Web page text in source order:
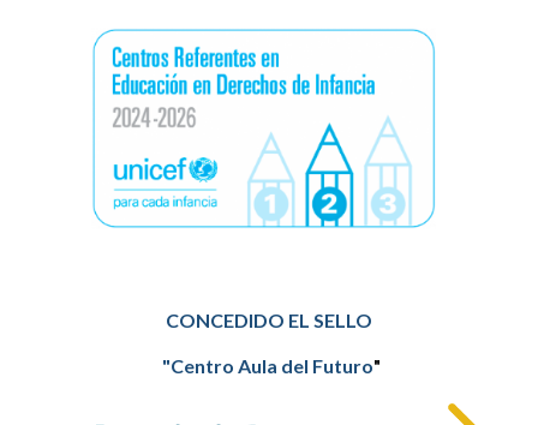
CONCEDIDO EL SELLO
"Centro Aula del Futuro"